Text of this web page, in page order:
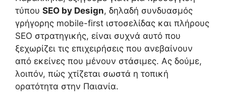
τύπου SEO by Design, δηλαδή συνδυασμός
γρήγορης mobile-first ιστοσελίδας και πλήρους
SEO στρατηγικής, είναι συχνά αυτό που
ξεχωρίζει τις επιχειρήσεις που ανεβαίνουν
από εκείνες που μένουν στάσιμες. Ας δούμε,
λοιπόν, πώς χτίζεται σωστά η τοπική
ορατότητα στην Παιανία.